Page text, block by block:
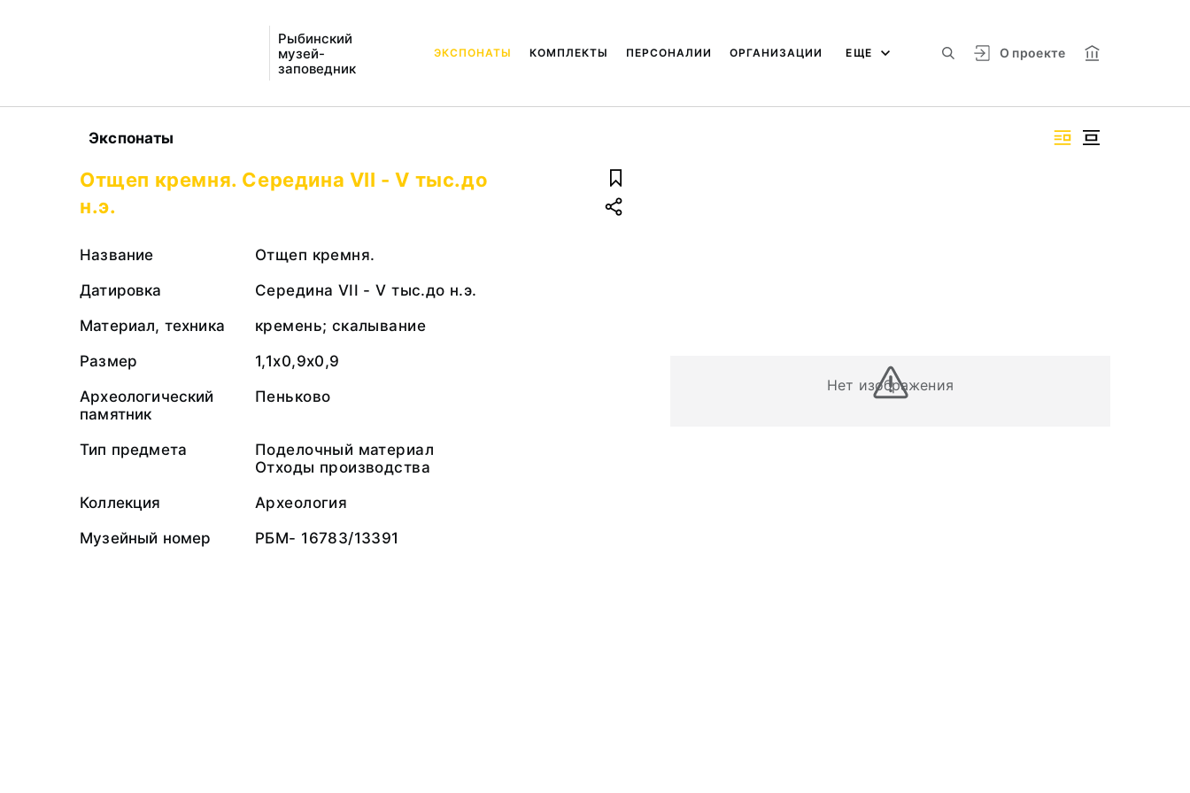
Рыбинский
музей-
заповедник
О проекте
ЭКСПОНАТЫ КОМПЛЕКТЫ ПЕРСОНАЛИИ ОРГАНИЗАЦИИ ЕЩЕ
Экспонаты
Нет изображения
Отщеп кремня. Середина VII - V тыс.до
н.э.
Название
Отщеп кремня.
Датировка
Середина VII - V тыс.до н.э.
Материал, техника
кремень; скалывание
Размер
1,1х0,9х0,9
Археологический
памятник
Пеньково
Тип предмета
Поделочный материал
Отходы производства
Коллекция
Археология
Музейный номер
РБМ- 16783/13391